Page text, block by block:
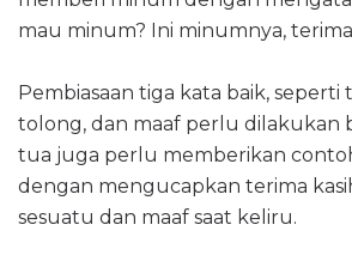
mau minum? Ini minumnya, terima
Pembiasaan tiga kata baik, seperti
tolong, dan maaf perlu dilakukan
tua juga perlu memberikan
dengan mengucapkan terima
sesuatu dan maaf saat keliru.